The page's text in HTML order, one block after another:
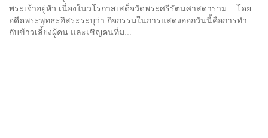
พระเจ้าอยู่หัว เนื่องในวโรกาสเสด็จวัดพระศรีรัตนศาสดาราม โดย
อดีตพระพุทธะอิสระระบุว่า กิจกรรมในการแสดงออกวันนี้คือการทำ
กับข้าวเลี้ยงผู้คน และเชิญคนที่ม...